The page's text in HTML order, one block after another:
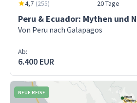
4,7 (255) 20 Tage
Peru & Ecuador: Mythen und
Von Peru nach Galapagos
Ab:
6.400 EUR
NEUE REISE